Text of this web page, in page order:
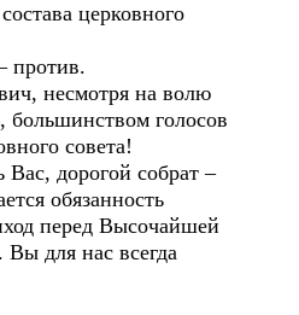
церковного
несмотря на волю
голосов
совета!
Вас, дорогой собрат –
обязанность
перед Высочайшей
для нас всегда